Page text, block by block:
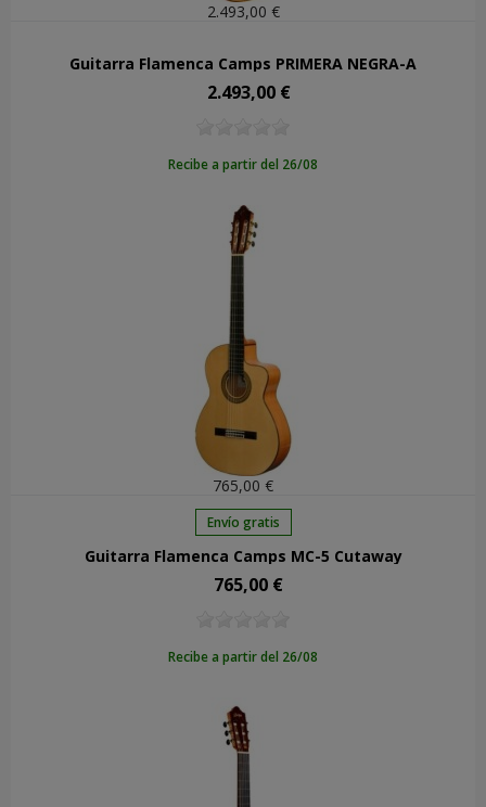
2.493,00 €
Guitarra Flamenca Camps PRIMERA NEGRA-A
Precio
2.493,00 €
Recibe a partir del 26/08
765,00 €
Envío gratis
Guitarra Flamenca Camps MC-5 Cutaway
Precio
765,00 €
Recibe a partir del 26/08